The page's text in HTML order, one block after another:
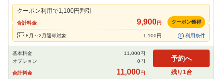
クーポン利用で1,100円割引
合計料金 9,900円
8月～2月返却対象 - 1,100円
クーポン獲得
利用条件
基本料金 11,000円
オプション
0円
合計料金 11,000円
予約へ
残り1台